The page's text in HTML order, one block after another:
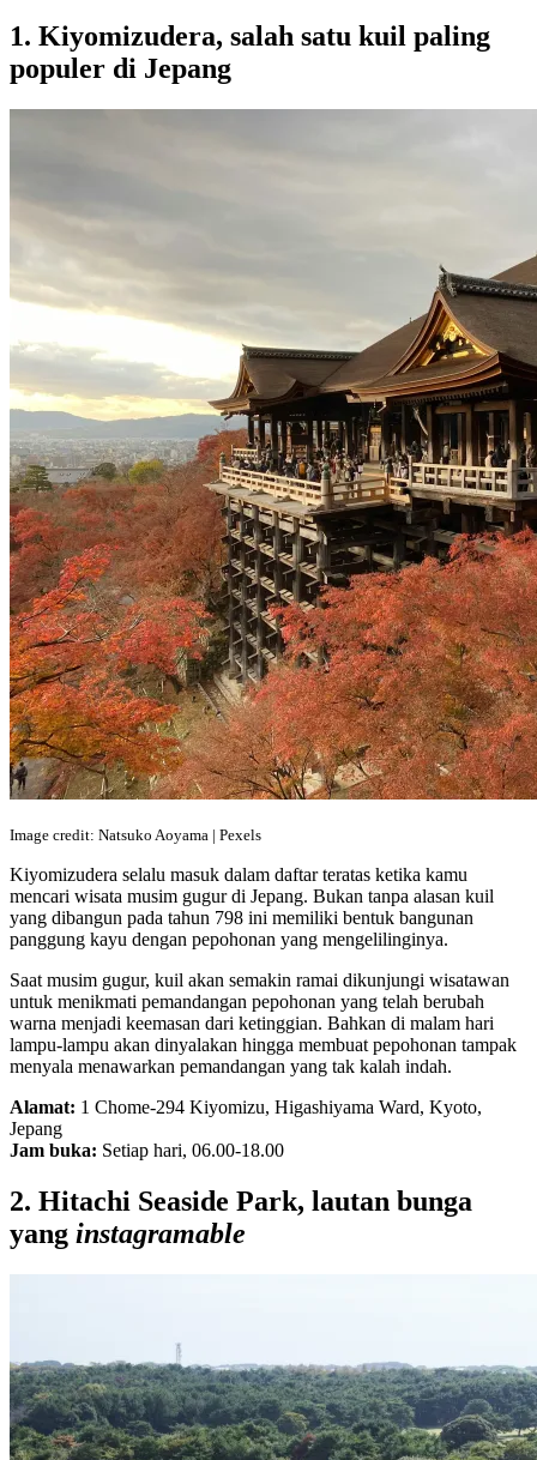
1. Kiyomizudera, salah satu kuil paling
populer di Jepang
Image credit: Natsuko Aoyama | Pexels
Kiyomizudera selalu masuk dalam daftar teratas ketika kamu
mencari wisata musim gugur di Jepang. Bukan tanpa alasan kuil
yang dibangun pada tahun 798 ini memiliki bentuk bangunan
panggung kayu dengan pepohonan yang mengelilinginya.
Saat musim gugur, kuil akan semakin ramai dikunjungi wisatawan
untuk menikmati pemandangan pepohonan yang telah berubah
warna menjadi keemasan dari ketinggian. Bahkan di malam hari
lampu-lampu akan dinyalakan hingga membuat pepohonan tampak
menyala menawarkan pemandangan yang tak kalah indah.
Alamat: 1 Chome-294 Kiyomizu, Higashiyama Ward, Kyoto,
Jepang
Jam buka: Setiap hari, 06.00-18.00
2. Hitachi Seaside Park, lautan bunga
yang instagramable